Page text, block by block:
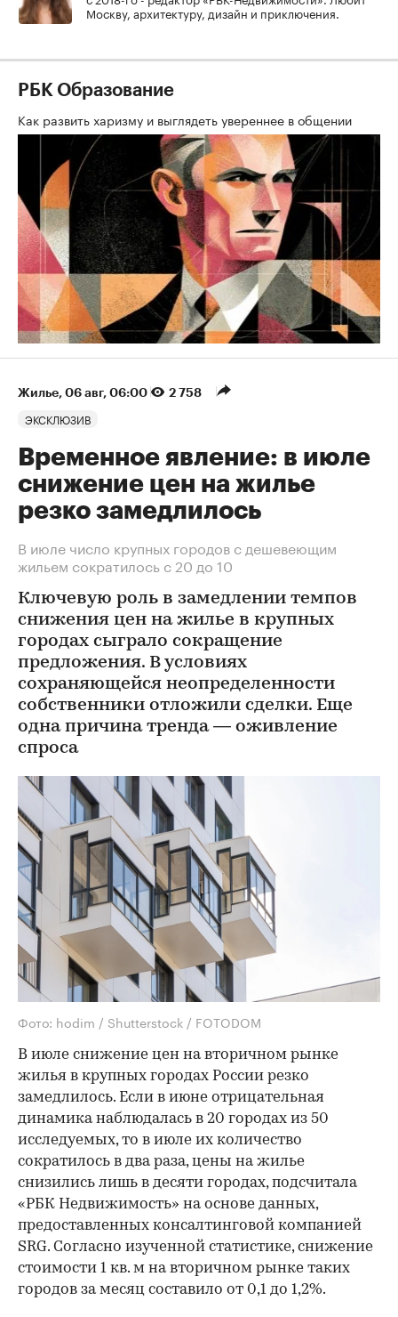
Москву, архитектуру, дизайн и приключения.
РБК Образование
Как развить харизму и выглядеть увереннее в общении
Жилье 06 авг, 06:00 2 758
ЭКСКЛЮЗИВ
Временное явление: в июле
снижение цен на жилье
резко замедлилось
В июле число крупных городов с дешевеющим
жильем сократилось с 20 до 10
Ключевую роль в замедлении темпов
снижения цен на жилье в крупных
городах сыграло сокращение
предложения. В условиях
сохраняющейся неопределенности
собственники отложили сделки. Еще
одна причина тренда — оживление
спроса
Фото: hodim / Shutterstock / FOTODOM
В июле снижение цен на вторичном рынке
жилья в крупных городах России резко
замедлилось. Если в июне отрицательная
динамика наблюдалась в 20 городах из 50
исследуемых, то в июле их количество
сократилось в два раза, цены на жилье
снизились лишь в десяти городах, подсчитала
«РБК Недвижимость» на основе данных,
предоставленных консалтинговой компанией
SRG. Согласно изученной статистике, снижение
стоимости 1 кв. м на вторичном рынке таких
городов за месяц составило от 0,1 до 1,2%.